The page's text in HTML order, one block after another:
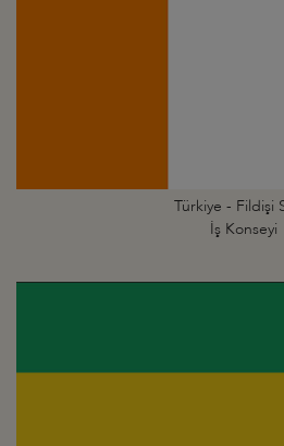
Türkiye - Fildişi
İş Konseyi